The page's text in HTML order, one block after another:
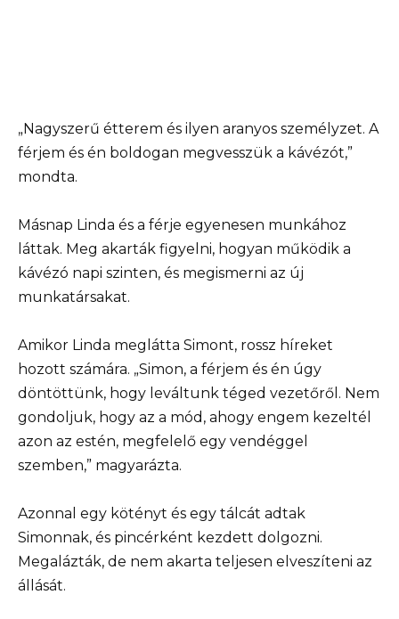
„Nagyszerű étterem és ilyen aranyos személyzet. A
férjem és én boldogan megvesszük a kávézót,”
mondta.
Másnap Linda és a férje egyenesen munkához
láttak. Meg akarták figyelni, hogyan működik a
kávézó napi szinten, és megismerni az új
munkatársakat.
Amikor Linda meglátta Simont, rossz híreket
hozott számára. „Simon, a férjem és én úgy
döntöttünk, hogy leváltunk téged vezetőről. Nem
gondoljuk, hogy az a mód, ahogy engem kezeltél
azon az estén, megfelelő egy vendéggel
szemben,” magyarázta.
Azonnal egy kötényt és egy tálcát adtak
Simonnak, és pincérként kezdett dolgozni.
Megalázták, de nem akarta teljesen elveszíteni az
állását.